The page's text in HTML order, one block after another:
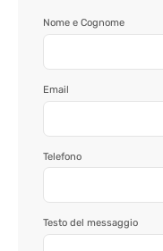
Nome e Cognome
Email
Telefono
Testo del messaggio